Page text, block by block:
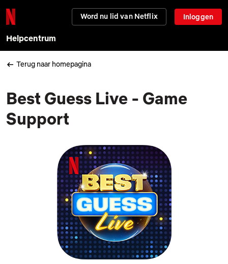
Word nu lid van Netflix Inloggen
Helpcentrum
Terug naar homepagina
Best Guess Live - Game
Support